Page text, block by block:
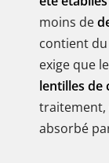
moins de
contient
exige que
lentilles de
traitement,
absorbé